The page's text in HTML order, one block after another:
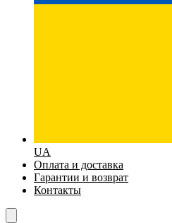
UA
Оплата и доставка
Гарантии и возврат
Контакты